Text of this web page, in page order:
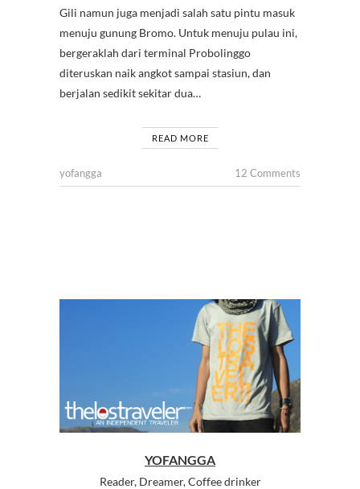
Gili namun juga menjadi salah satu pintu masuk
menuju gunung Bromo. Untuk menuju pulau ini,
bergeraklah dari terminal Probolinggo
diteruskan naik angkot sampai stasiun, dan
berjalan sedikit sekitar dua…
READ MORE
yofangga 12 Comments
YOFANGGA
Reader, Dreamer, Coffee drinker